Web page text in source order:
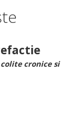
colite cronice si